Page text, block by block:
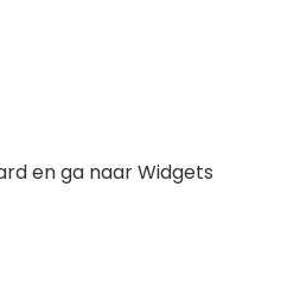
en ga naar Widgets